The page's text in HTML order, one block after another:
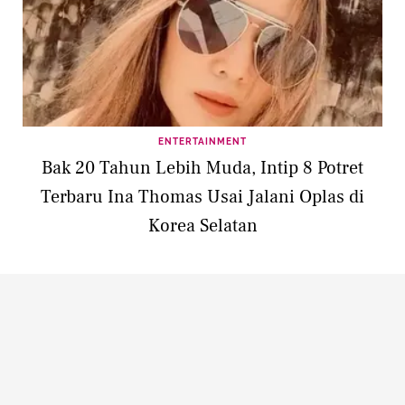
ENTERTAINMENT
Bak 20 Tahun Lebih Muda, Intip 8 Potret
Terbaru Ina Thomas Usai Jalani Oplas di
Korea Selatan